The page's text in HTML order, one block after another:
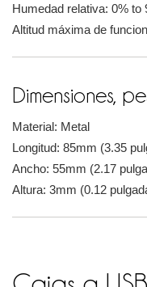
Humedad relativa: 0%
Altitud máxima de
Dimensiones,
Material: Metal
Longitud: 85mm (3.35
Ancho: 55mm (2.17
Altura: 3mm (0.12